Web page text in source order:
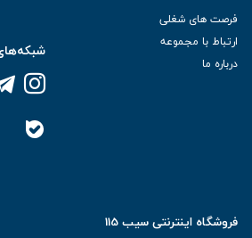
فرصت های شغلی
ارتباط با مجموعه
درباره ما
فروشگاه اینترنتی سیب 115